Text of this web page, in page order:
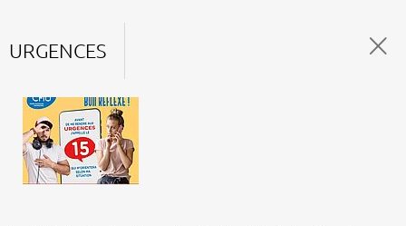
URGENCES